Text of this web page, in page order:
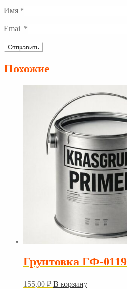
Имя *
Email *
Похожие
Грунтовка ГФ-0119
155,00 ₽ В корзину